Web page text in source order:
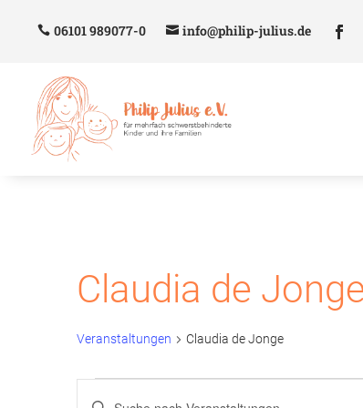
06101 989077-0 info@philip-julius.de
Claudia de
Veranstaltungen Claudia de Jonge
Veranstaltungen
Bitte